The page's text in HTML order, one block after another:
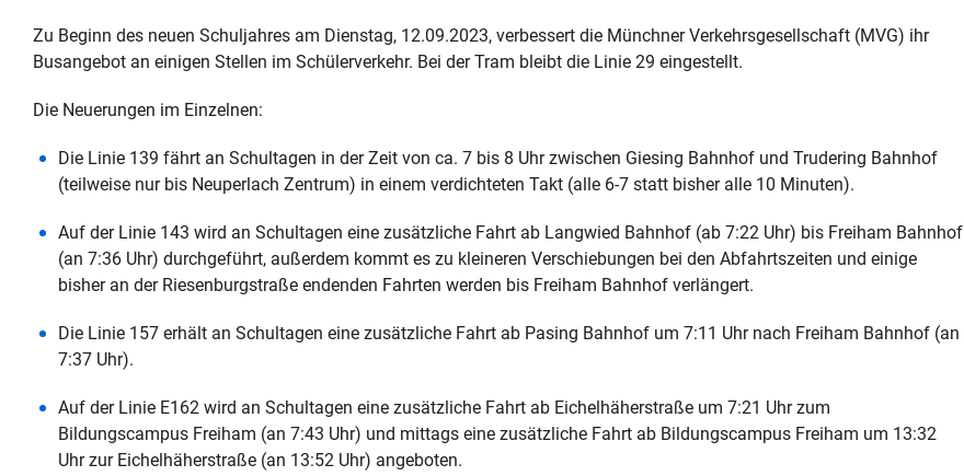
Zu Beginn des neuen Schuljahres am Dienstag, 12.09.2023, verbessert die Münchner Verkehrsgesellschaft (MVG) ihr
Busangebot an einigen Stellen im Schülerverkehr. Bei der Tram bleibt die Linie 29 eingestellt.
Die Neuerungen im Einzelnen:
Die Linie 139 fährt an Schultagen in der Zeit von ca. 7 bis 8 Uhr zwischen Giesing Bahnhof und Trudering Bahnhof
(teilweise nur bis Neuperlach Zentrum) in einem verdichteten Takt (alle 6-7 statt bisher alle 10 Minuten).
Auf der Linie 143 wird an Schultagen eine zusätzliche Fahrt ab Langwied Bahnhof (ab 7:22 Uhr) bis Freiham Bahnhof
(an 7:36 Uhr) durchgeführt, außerdem kommt es zu kleineren Verschiebungen bei den Abfahrtszeiten und einige
bisher an der Riesenburgstraße endenden Fahrten werden bis Freiham Bahnhof verlängert.
Die Linie 157 erhält an Schultagen eine zusätzliche Fahrt ab Pasing Bahnhof um 7:11 Uhr nach Freiham Bahnhof (an
7:37 Uhr).
Auf der Linie E162 wird an Schultagen eine zusätzliche Fahrt ab Eichelhäherstraße um 7:21 Uhr zum
Bildungscampus Freiham (an 7:43 Uhr) und mittags eine zusätzliche Fahrt ab Bildungscampus Freiham um 13:32
Uhr zur Eichelhäherstraße (an 13:52 Uhr) angeboten.